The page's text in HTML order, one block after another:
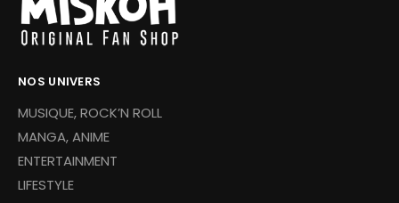
NOS UNIVERS
MUSIQUE, ROCK’N ROLL
MANGA, ANIME
ENTERTAINMENT
LIFESTYLE